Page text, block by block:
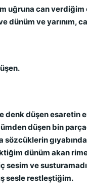
uğruna can verdiğim
dünüm ve yarınım,
denk düşen esaretin
düşen bin
sözcüklerin
dünüm akan
sesim ve
sesle restleştiğim.